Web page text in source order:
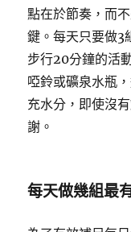
點在於節奏，而
鍵。每天只要做3
步行20分鐘的活
啞鈴或礦泉水瓶
充水分，即使沒
謝。
每天做幾組最